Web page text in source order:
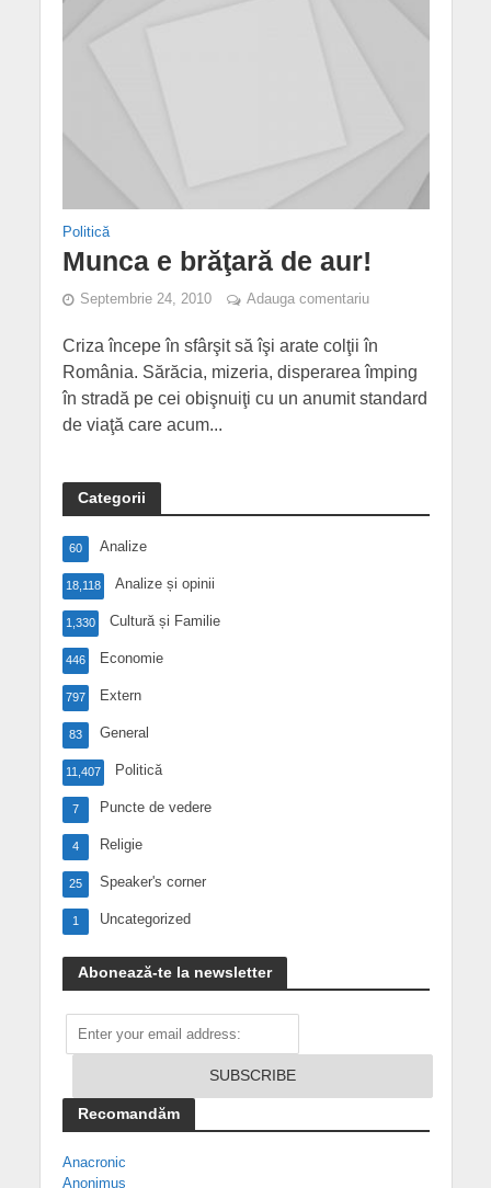
Politică
Munca e brăţară de aur!
Septembrie 24, 2010 Adauga comentariu
Criza începe în sfârşit să îşi arate colţii în
România. Sărăcia, mizeria, disperarea împing
în stradă pe cei obişnuiţi cu un anumit standard
de viaţă care acum...
Categorii
Analize
60
Analize și opinii
18,118
Cultură și Familie
1,330
Economie
446
Extern
797
General
83
Politică
11,407
Puncte de vedere
7
Religie
4
Speaker's corner
25
Uncategorized
1
Abonează-te la newsletter
Recomandăm
Anacronic
Anonimus